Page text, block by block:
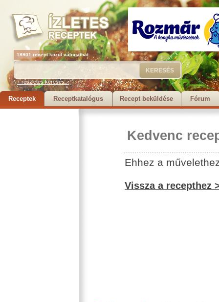
19901 recept közül válogathat...
+ részletes keresés...
Receptek Receptkatalógus Recept beküldése Fórum
Kedvenc
Ehhez a
Vissza a recepthez